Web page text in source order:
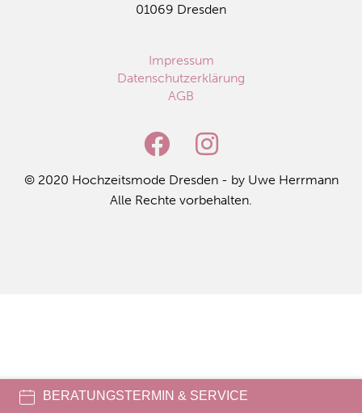
01069 Dres­den
Impressum
Datenschutzerklärung
AGB
© 2020 Hoch­zeits­mo­de Dres­den - by Uwe Herr­mann
Alle Rech­te vor­be­hal­ten.
BERATUNGSTERMIN & SERVICE